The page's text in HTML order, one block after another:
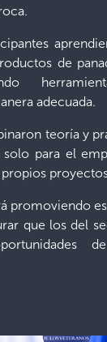
de
adecuada.
teoría y
para el
promoviendo
que los del